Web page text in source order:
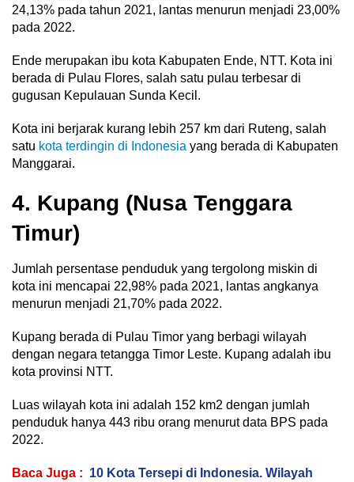
24,13% pada tahun 2021, lantas menurun menjadi 23,00%
pada 2022.
Ende merupakan ibu kota Kabupaten Ende, NTT. Kota ini
berada di Pulau Flores, salah satu pulau terbesar di
gugusan Kepulauan Sunda Kecil.
Kota ini berjarak kurang lebih 257 km dari Ruteng, salah
satu kota terdingin di Indonesia yang berada di Kabupaten
Manggarai.
4. Kupang (Nusa Tenggara
Timur)
Jumlah persentase penduduk yang tergolong miskin di
kota ini mencapai 22,98% pada 2021, lantas angkanya
menurun menjadi 21,70% pada 2022.
Kupang berada di Pulau Timor yang berbagi wilayah
dengan negara tetangga Timor Leste. Kupang adalah ibu
kota provinsi NTT.
Luas wilayah kota ini adalah 152 km2 dengan jumlah
penduduk hanya 443 ribu orang menurut data BPS pada
2022.
Baca Juga : 10 Kota Tersepi di Indonesia. Wilayah